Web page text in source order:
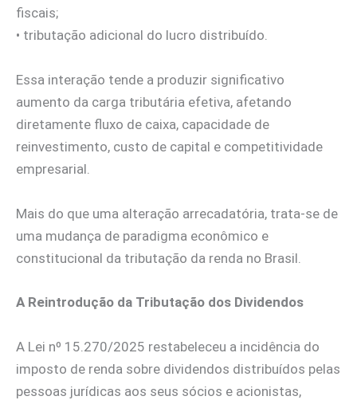
fiscais;
• tributação adicional do lucro distribuído.
Essa interação tende a produzir significativo
aumento da carga tributária efetiva, afetando
diretamente fluxo de caixa, capacidade de
reinvestimento, custo de capital e competitividade
empresarial.
Mais do que uma alteração arrecadatória, trata-se de
uma mudança de paradigma econômico e
constitucional da tributação da renda no Brasil.
A Reintrodução da Tributação dos Dividendos
A Lei nº 15.270/2025 restabeleceu a incidência do
imposto de renda sobre dividendos distribuídos pelas
pessoas jurídicas aos seus sócios e acionistas,